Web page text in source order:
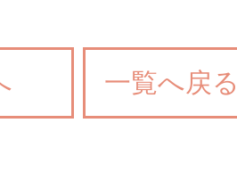
一覧へ戻